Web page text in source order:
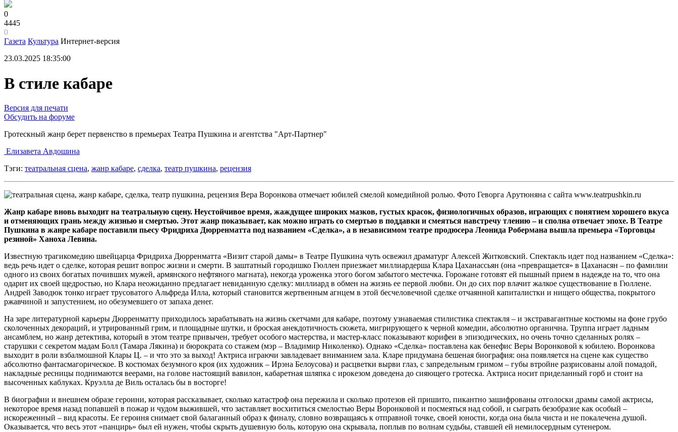
0
4445
0
Газета Культура Интернет-версия
23.03.2025 18:35:00
В стиле кабаре
Версия для печати
Обсудить на форуме
Гротескный жанр берет первенство в премьерах Театра Пушкина и агентства "Арт-Партнер"
Елизавета Авдошина
Тэги: театральная сцена, жанр кабаре, сделка, театр пушкина, рецензия
Вера Воронкова отмечает юбилей смелой комедийной ролью. Фото Геворга Арутюняна с сайта www.teatrpushkin.ru
Жанр кабаре вновь выходит на театральную сцену. Неустойчивое время, жаждущее широких мазков, густых красок, физиологичных образов, играющих с понятием хорошего вкуса
и отменяющих грань между жизнью и смертью. Этот жанр показывает, как можно играть со смертью в поддавки и смеяться навстречу тлению – и сполна отвечает эпохе. В Театре
Пушкина в жанре кабаре поставили пьесу Фридриха Дюрренматта под названием «Сделка», а в независимом театре продюсера Леонида Робермана вышла премьера «Торговцы
резиной» Ханоха Левина.
Известную трагикомедию швейцарца Фридриха Дюрренматта «Визит старой дамы» в Театре Пушкина чуть освежил драматург Алексей Житковский. Спектакль идет под названием «Сделка»:
ведь речь идет о сделке, которая решит вопрос жизни и смерти. В заштатный городишко Гюллен приезжает миллиардерша Клара Цаханассьян (она «превращается» в Цаханасян – по фамилии
одного из своих богатых почивших мужей, армянского нефтяного магната), некогда уроженка этого богом забытого местечка. Горожане готовят ей пышный прием в надежде на то, что она
одарит их своей щедростью, но Клара неожиданно предлагает невиданную сделку: миллиард в обмен на жизнь ее первой любви. Он до сих пор влачит жалкое существование в Гюллене.
Андрей Заводюк тонко играет трусоватого Альфреда Илла, который становится жертвенным агнцем в этой бесчеловечной сделке отчаянной капиталистки и нищего общества, покрытого
ржавчиной и запустением, но обезумевшего от запаха денег.
На заре литературной карьеры Дюрренматту приходилось зарабатывать на жизнь скетчами для кабаре, поэтому узнаваемая стилистика спектакля – и экстравагантные костюмы на фоне грубо
сколоченных декораций, и утрированный грим, и площадные шутки, и броская анекдотичность сюжета, мигрирующего к черной комедии, абсолютно органична. Труппа играет ладным
ансамблем, но жанр детектива, который в этом театре привычен, требует особого мастерства, и мастер-класс показывают корифеи в эпизодических, но очень точно сделанных ролях –
старушки с секретом мадам Болл (Тамара Лякина) и бюрократа со стажем (мэр – Владимир Николенко). Однако «Сделка» поставлена как бенефис Веры Воронковой к юбилею. Воронкова
выходит в роли взбалмошной Клары Ц. – и что это за выход! Актриса играючи завладевает вниманием зала. Кларе придумана бешеная биография: она появляется на сцене как существо
абсолютно фантасмагорическое. В костюмах безумного кроя (их художник – Ирэна Белоусова) и расцветки вырви глаз, с запредельным гримом – губы втройне разрисованы алой помадой,
накладные ресницы поднимаются веерами, на голове настоящий вавилон, кабаретная шляпка с ирокезом доведена до сияющего гротеска. Актриса носит приделанный горб и стоит на
высоченных каблуках. Круэлла де Виль осталась бы в восторге!
В биографии и внешнем образе героини, которая рассказывает, сколько катастроф она пережила и сколько протезов ей пришито, пикантно зашифрованы отголоски драмы самой актрисы,
некоторое время назад попавшей в пожар и чудом выжившей, что заставляет восхититься смелостью Веры Воронковой и посмеяться над собой, и сыграть безобразие как особый –
искореженный – вид красоты. Ее героиня снимает свой балаганный образ к финалу, словно возвращаясь к отправной точке, своей юности, когда она была чиста и не покалечена душой.
Оказывается, что весь этот «панцирь» был ей нужен, чтобы скрыть душевную боль, которую она скрывала, поплыв по волнам судьбы, ставшей ей немилосердным сутенером.